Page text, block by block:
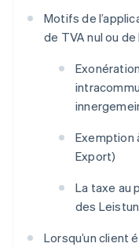
Motifs de
de TVA nul ou
Exemption
Export)
La taxe au
des
Lorsqu’un client